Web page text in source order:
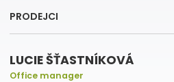
PRODEJCI
LUCIE ŠŤASTNÍKOVÁ
Office manager